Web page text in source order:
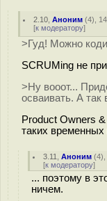
2.10 ,Аноним (4),
[к модератору]
>Гуд! Можно
SCRUMing не
>Ну вооот...
осваивать. А так
Product Owners
таких
3.11 ,Аноним (4),
[к модератору]
... поэтому в
ничем.